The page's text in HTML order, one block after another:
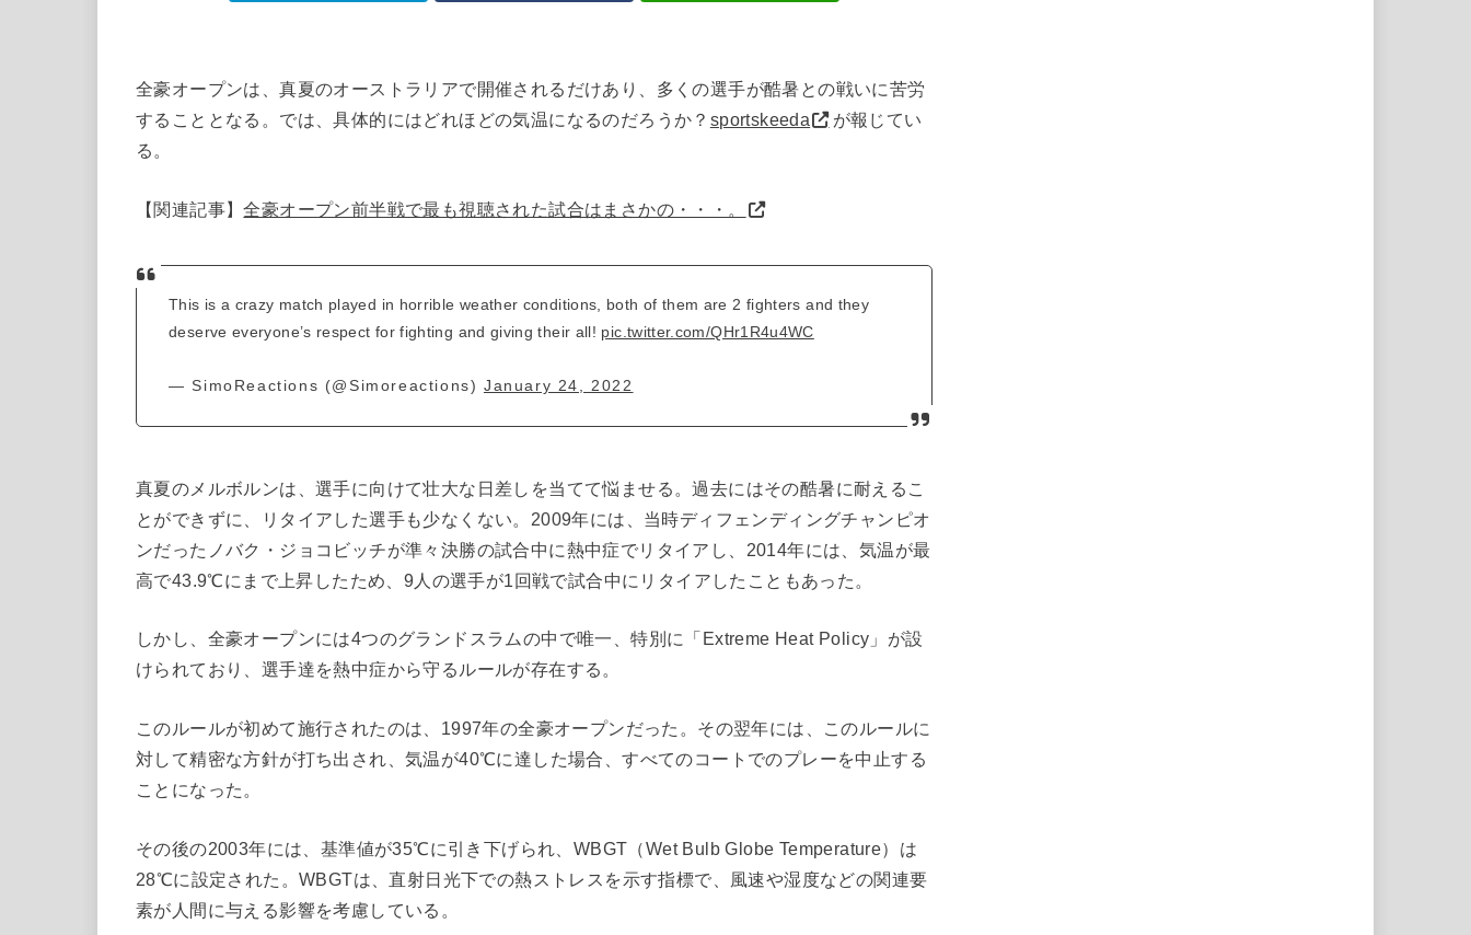
全豪オープンは、真夏のオーストラリアで開催されるだけあり、多くの選手が酷暑との戦いに苦労
することとなる。では、具体的にはどれほどの気温になるのだろうか？ sportskeeda
が報じてい
る。
【関連記事】全豪オープン前半戦で最も視聴された試合はまさかの・・・。
This is a crazy match played in horrible weather conditions, both of them are 2 fighters and they
deserve everyone’s respect for fighting and giving their all! pic.twitter.com/QHr1R4u4WC
— SimoReactions (@Simoreactions) January 24, 2022
真夏のメルボルンは、選手に向けて壮大な日差しを当てて悩ませる。過去にはその酷暑に耐えるこ
とができずに、リタイアした選手も少なくない。2009年には、当時ディフェンディングチャンピオ
ンだったノバク・ジョコビッチが準々決勝の試合中に熱中症でリタイアし、2014年には、気温が最
高で43.9℃にまで上昇したため、9人の選手が1回戦で試合中にリタイアしたこともあった。
しかし、全豪オープンには4つのグランドスラムの中で唯一、特別に「Extreme Heat Policy」が設
けられており、選手達を熱中症から守るルールが存在する。
このルールが初めて施行されたのは、1997年の全豪オープンだった。その翌年には、このルールに
対して精密な方針が打ち出され、気温が40℃に達した場合、すべてのコートでのプレーを中止する
ことになった。
その後の2003年には、基準値が35℃に引き下げられ、WBGT（Wet Bulb Globe Temperature）は
28℃に設定された。WBGTは、直射日光下での熱ストレスを示す指標で、風速や湿度などの関連要
素が人間に与える影響を考慮している。